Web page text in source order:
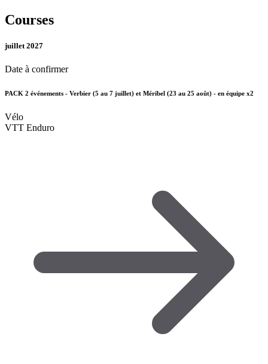
Courses
juillet 2027
Date à confirmer
PACK 2 événements - Verbier (5 au 7 juillet) et Méribel (23 au 25 août) - en équipe x2
Vélo
VTT Enduro